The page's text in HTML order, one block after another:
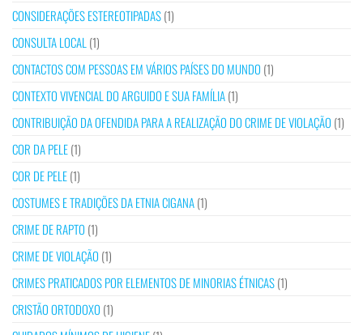
CONSIDERAÇÕES ESTEREOTIPADAS(1)
CONSULTA LOCAL (1)
CONTACTOS COM PESSOAS EM VÁRIOS PAÍSES DO MUNDO (1)
CONTEXTO VIVENCIAL DO ARGUIDO E SUA FAMÍLIA(1)
CONTRIBUIÇÃO DA OFENDIDA PARA A REALIZAÇÃO DO CRIME DE VIOLAÇÃO (1)
COR DA PELE(1)
COR DE PELE(1)
COSTUMES E TRADIÇÕES DA ETNIA CIGANA(1)
CRIME DE RAPTO (1)
CRIME DE VIOLAÇÃO (1)
CRIMES PRATICADOS POR ELEMENTOS DE MINORIAS ÉTNICAS(1)
CRISTÃO ORTODOXO (1)